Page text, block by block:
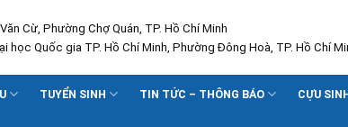
Cừ, Phường Chợ Quán, TP. Hồ Chí Minh
học Quốc gia TP. Hồ Chí Minh, Phường Đông Hoà, TP. Hồ Chí
TUYỂN SINH TIN TỨC – THÔNG BÁO CỰU